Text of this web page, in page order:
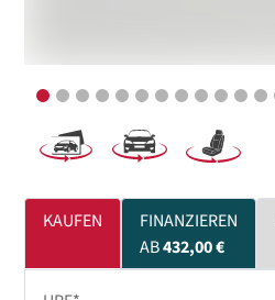
KAUFEN
FINANZIEREN
AB432,00 €